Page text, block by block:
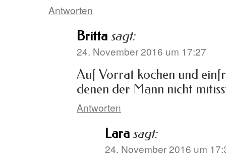
Antworten
Britta sagt:
24. November 2016 um 17:27
Auf Vorrat kochen und
denen der Mann nicht
Antworten
Lara sagt:
24. November 2016 um